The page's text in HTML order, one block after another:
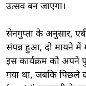
उत्सव बन जाएगा।
सेनगुप्ता के अनुसार,
संपन्न हुआ, दो मायने में
इस कार्यक्रम को अपने
गया था, जबकि पिछले